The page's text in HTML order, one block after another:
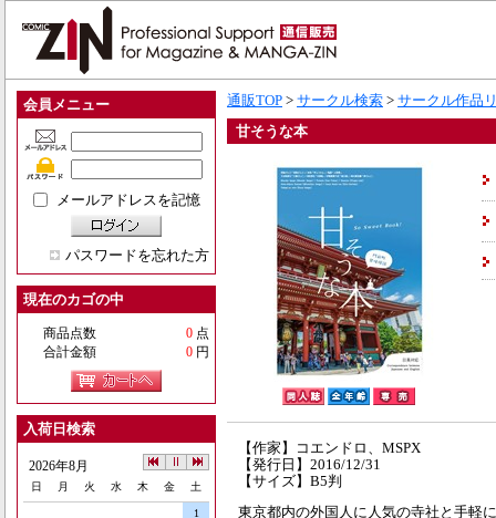
会員メニュー
メールアドレスを記憶
パスワードを忘れた方
現在のカゴの中
商品点数 0 点
合計金額
0 円
入荷日検索
2026年8月
日 月 火 水 木 金 土
1
通販TOP > サークル検索 > サークル作品
甘そうな本
【作家】コエンドロ、MSPX
【発行日】2016/12/31
【サイズ】B5判
東京都内の外国人に人気の寺社と手軽